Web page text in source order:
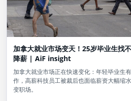
加拿大就业市场变天！25岁毕业生找
降薪 | AiF insight
加拿大就业市场正在快速变化：年轻毕业生
作，高薪科技员工被裁后也面临薪资大幅缩
变职场。